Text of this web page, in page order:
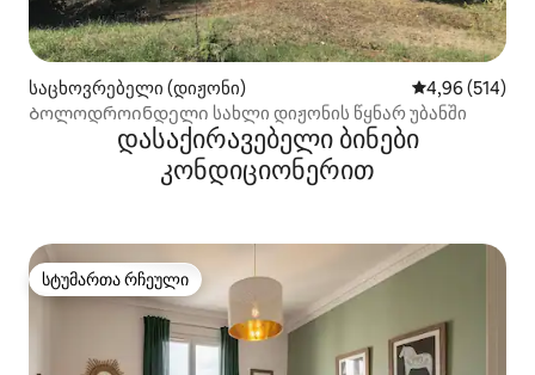
საცხოვრებელი (დიჟონი) საშუალო
4,96 (514)
Ბოლოდროინდელი სახლი დიჟონის წყნარ უბანში
დასაქირავებელი ბინები
კონდიციონერით
სტუმართა რჩეული
სტუმართა რჩეული